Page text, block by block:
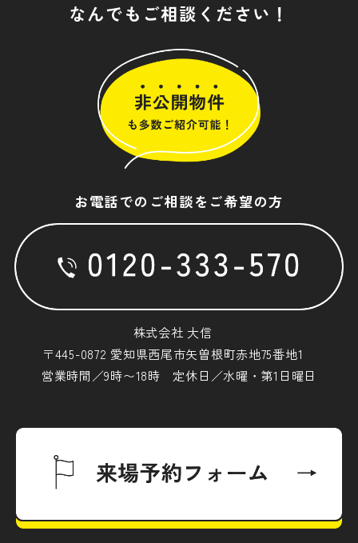
なんでもご相談ください！
お電話でのご相談をご希望の方
株式会社 大信
〒445-0872 愛知県西尾市矢曽根町赤地75番地1
営業時間／9時〜18時 定休日／水曜・第1日曜日